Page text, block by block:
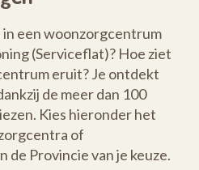
in een woonzorgcentrum
(Serviceflat)? Hoe ziet
eruit? Je ontdekt
de meer dan 100
Kies hieronder het
of
de Provincie van je keuze.